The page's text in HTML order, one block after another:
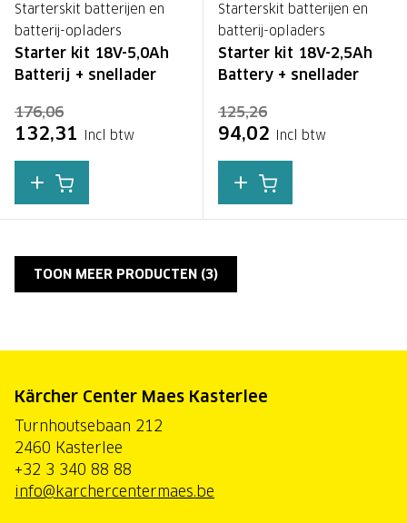
Starterskit batterijen en
batterij-opladers
Starter kit 18V-5,0Ah
Batterij + snellader
176,06
132,31 Incl btw
Starterskit batterijen en
batterij-opladers
Starter kit 18V-2,5Ah
Battery + snellader
125,26
94,02 Incl btw
TOON MEER PRODUCTEN (3)
Kärcher Center Maes Kasterlee
Turnhoutsebaan 212
2460 Kasterlee
+32 3 340 88 88
info@karchercentermaes.be